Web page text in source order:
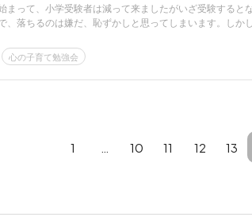
まって、小学受験者は減って来ましたがいざ受験すると
、落ちるのは嫌だ、恥ずかしと思ってしまいます。しか
心の子育て勉強会
1 10 11 12 13